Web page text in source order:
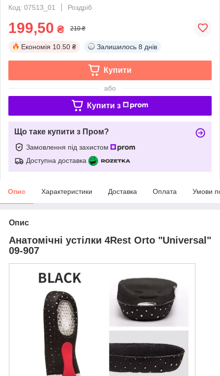
Код: 07513_01
Роздріб
199,50 ₴ 210 ₴
Економія 10.50 ₴ Залишилось 8 днів
Купити
або
Купити з
Що таке купити з Пром?
Замовлення під захистом
Доступна доставка
Опис Характеристики Доставка Оплата Умови
Опис
Анатомічні устілки 4Rest Orto "Universal"
09-907